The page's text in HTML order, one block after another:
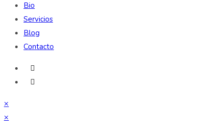
Bio
Servicios
Blog
Contacto
×
×